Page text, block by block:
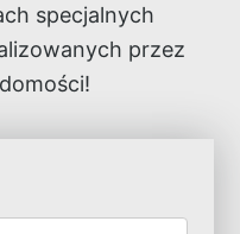
specjalnych
przez